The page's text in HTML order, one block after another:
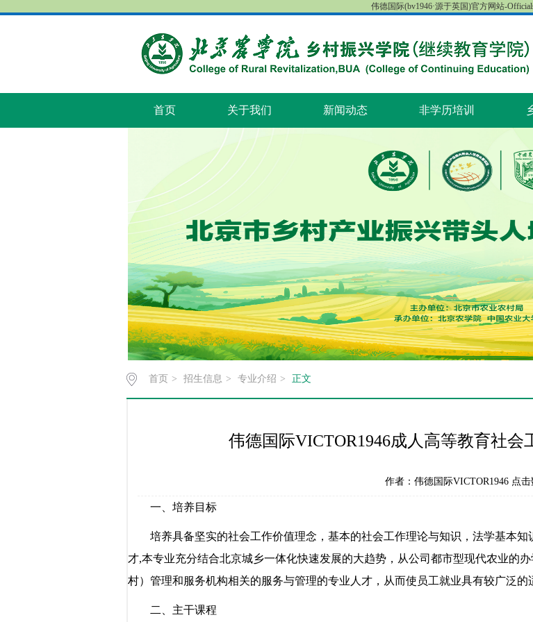
伟德国际(bv1946·源于英国)官方网站-
首页 关于我们 新闻动态 非学历培训
首页 > 招生信息 > 专业介绍 > 正文
伟德国际VICTOR1946成人高等教育社会
作者：伟德国际VICTOR1946 点击
一、培养目标
培养具备坚实的社会工作价值理念，基本的社会工作理论与知识，法学基本
才,本专业充分结合北京城乡一体化快速发展的大趋势，从公司都市型现代农业的
村）管理和服务机构相关的服务与管理的专业人才，从而使员工就业具有较广泛的
二、主干课程